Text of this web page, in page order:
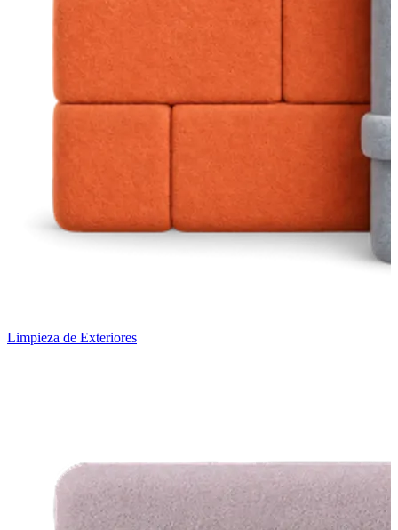
Limpieza de Exteriores